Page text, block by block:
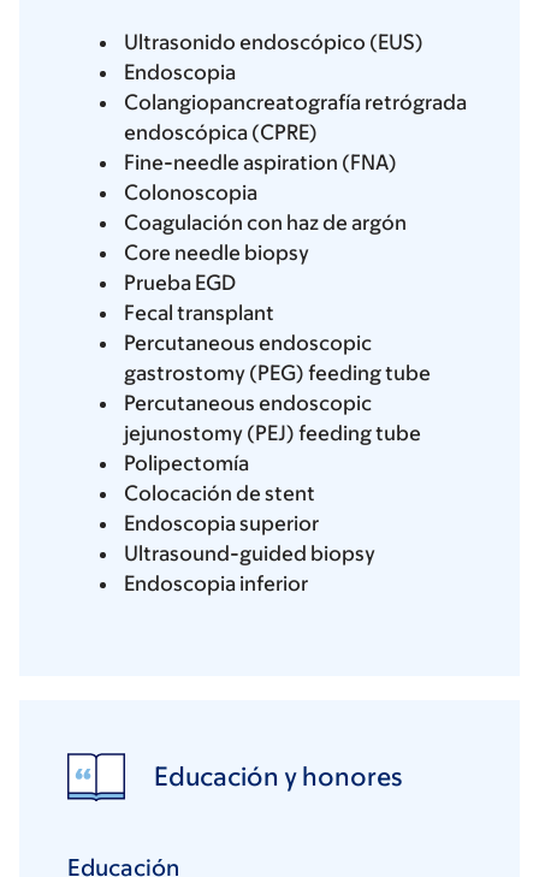
Ultrasonido endoscópico (EUS)
Endoscopia
Colangiopancreatografía retrógrada
endoscópica (CPRE)
Fine-needle aspiration (FNA)
Colonoscopia
Coagulación con haz de argón
Core needle biopsy
Prueba EGD
Fecal transplant
Percutaneous endoscopic
gastrostomy (PEG) feeding tube
Percutaneous endoscopic
jejunostomy (PEJ) feeding tube
Polipectomía
Colocación de stent
Endoscopia superior
Ultrasound-guided biopsy
Endoscopia inferior
Educación y honores
Educación